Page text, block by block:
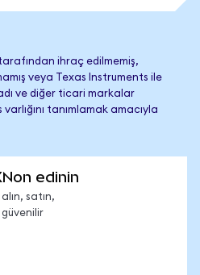
ihraç edilmemiş,
veya Texas Instruments ile
ve diğer ticari markalar
tanımlamak amacıyla
edinin
satın,